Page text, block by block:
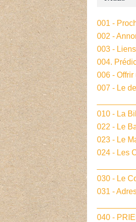
001 -
002 -
003 -
004.
006 - Offrir
007 - Le
010 - La
022 - Le
023 - Le
024 - Les
030 - Le
031 -
040 -